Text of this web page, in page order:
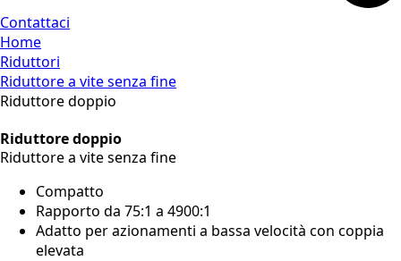
Contattaci
Home
Riduttori
Riduttore a vite senza fine
Riduttore doppio
Riduttore doppio
Riduttore a vite senza fine
Compatto
Rapporto da 75:1 a 4900:1
Adatto per azionamenti a bassa velocità con coppia
elevata